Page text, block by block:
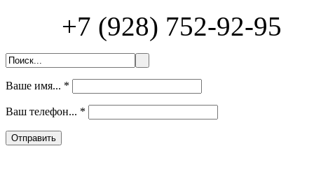
+7 (928) 752-92-95
Ваше имя... *
Ваш телефон... *